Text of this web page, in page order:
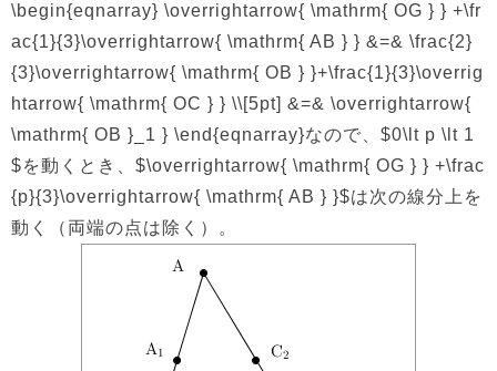
\begin{eqnarray} \overrightarrow{ \mathrm{ OG } } +\fr
ac{1}{3}\overrightarrow{ \mathrm{ AB } } &=& \frac{2}
{3}\overrightarrow{ \mathrm{ OB } }+\frac{1}{3}\overrig
htarrow{ \mathrm{ OC } } \\[5pt] &=& \overrightarrow{
\mathrm{ OB }_1 } \end{eqnarray}なので、$0\lt p \lt 1
$を動くとき、$\overrightarrow{ \mathrm{ OG } } +\frac
{p}{3}\overrightarrow{ \mathrm{ AB } }$は次の線分上を
動く（両端の点は除く）。